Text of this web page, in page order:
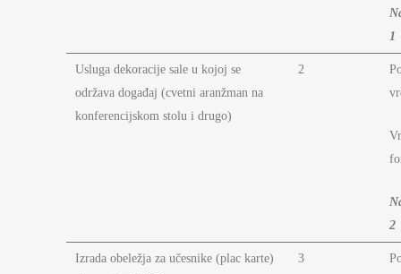
1
Usluga dekoracije sale u kojoj se
održava događaj (cvetni aranžman na
konferencijskom stolu i drugo)
2
2
Izrada obeležja za učesnike (plac karte)
3